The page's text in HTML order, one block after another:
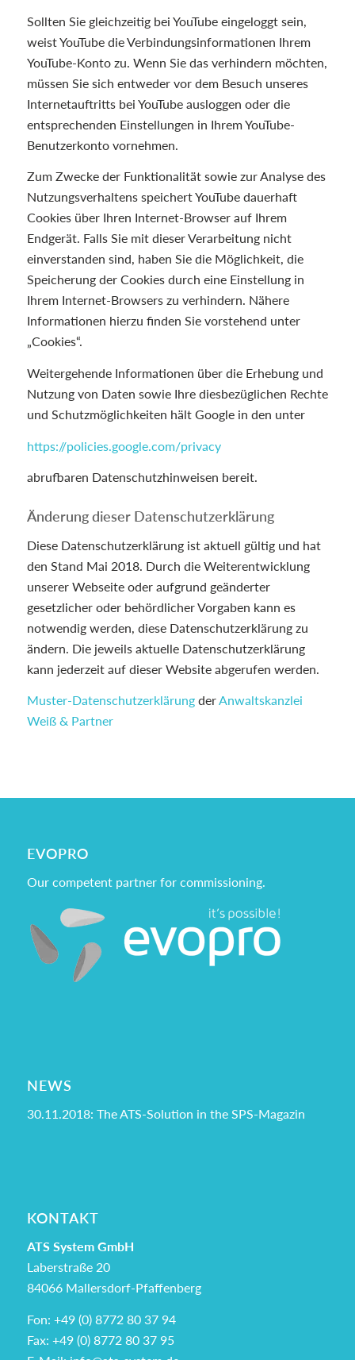
Sollten Sie gleichzeitig bei YouTube eingeloggt sein,
weist YouTube die Verbindungsinformationen Ihrem
YouTube-Konto zu. Wenn Sie das verhindern möchten,
müssen Sie sich entweder vor dem Besuch unseres
Internetauftritts bei YouTube ausloggen oder die
entsprechenden Einstellungen in Ihrem YouTube-
Benutzerkonto vornehmen.
Zum Zwecke der Funktionalität sowie zur Analyse des
Nutzungsverhaltens speichert YouTube dauerhaft
Cookies über Ihren Internet-Browser auf Ihrem
Endgerät. Falls Sie mit dieser Verarbeitung nicht
einverstanden sind, haben Sie die Möglichkeit, die
Speicherung der Cookies durch eine Einstellung in
Ihrem Internet-Browsers zu verhindern. Nähere
Informationen hierzu finden Sie vorstehend unter
„Cookies“.
Weitergehende Informationen über die Erhebung und
Nutzung von Daten sowie Ihre diesbezüglichen Rechte
und Schutzmöglichkeiten hält Google in den unter
https://policies.google.com/privacy
abrufbaren Datenschutzhinweisen bereit.
Änderung dieser Datenschutzerklärung
Diese Datenschutzerklärung ist aktuell gültig und hat
den Stand Mai 2018. Durch die Weiterentwicklung
unserer Webseite oder aufgrund geänderter
gesetzlicher oder behördlicher Vorgaben kann es
notwendig werden, diese Datenschutzerklärung zu
ändern. Die jeweils aktuelle Datenschutzerklärung
kann jederzeit auf dieser Website abgerufen werden.
Muster-DatenschutzerklärungderAnwaltskanzlei
Weiß & Partner
EVOPRO
Our competent partner for commissioning.
NEWS
30.11.2018: The ATS-Solution in the SPS-Magazin
KONTAKT
ATS System GmbH
Laberstraße 20
84066 Mallersdorf-Pfaffenberg
Fon: +49 (0) 8772 80 37 94
Fax: +49 (0) 8772 80 37 95